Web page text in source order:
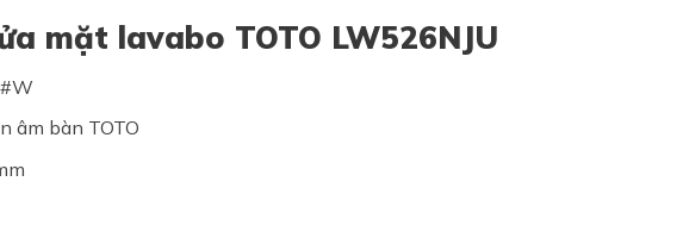
mặt lavabo TOTO LW526NJU
âm bàn TOTO